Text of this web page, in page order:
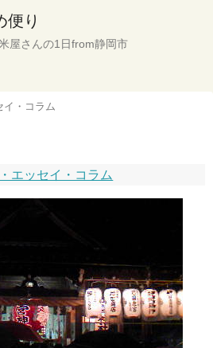
便り
屋さんの1日from静岡市
イ・コラム
エッセイ・コラム